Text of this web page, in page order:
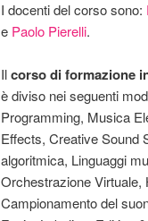
I docenti del corso sono:
e Paolo Pierelli.
Ilcorso di formazione
è diviso nei seguenti
Programming, Musica
Effects, Creative Sound
algoritmica, Linguaggi
Orchestrazione Virtuale,
Campionamento del